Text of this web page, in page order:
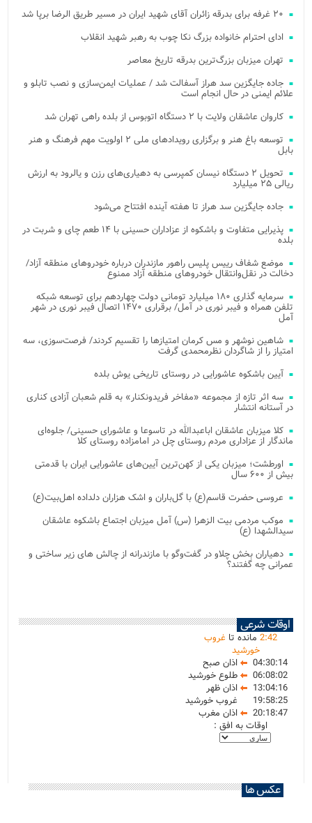
۲۰ غرفه برای بدرقه زائران آقای شهید ایران در مسیر طریق الرضا برپا شد
ادای احترام خانواده بزرگ نکا چوب به رهبر شهید انقلاب
تهران میزبان بزرگ‌ترین بدرقه تاریخ معاصر
جاده جایگزین سد هراز آسفالت شد / عملیات ایمن‌سازی و نصب تابلو و
علائم ایمنی در حال انجام است
کاروان عاشقان ولایت با ۲ دستگاه اتوبوس از بلده راهی تهران شد
توسعه باغ هنر و برگزاری رویدادهای ملی ۲ اولویت مهم فرهنگ و هنر
بابل
تحویل ۲ دستگاه نیسان کمپرسی به دهیاری‌های رزن و یالرود به ارزش
ریالی ۲۵ میلیارد
جاده جایگزین سد هراز تا هفته آینده افتتاح می‌شود
پذیرایی متفاوت و باشکوه از عزاداران حسینی با ۱۴ طعم چای و شربت در
بلده
موضع شفاف رییس پلیس راهور مازندران درباره خودروهای منطقه آزاد/
دخالت در نقل‌وانتقال خودروهای منطقه آزاد ممنوع
سرمایه گذاری ۱۸۰ میلیارد تومانی دولت چهاردهم برای توسعه شبکه
تلفن همراه و فیبر نوری در آمل/ برقراری ۱۴۷۰ اتصال فیبر نوری در شهر
آمل
شاهین نوشهر و مس کرمان امتیازها را تقسیم کردند/ فرصت‌سوزی، سه
امتیاز را از شاگردان نظرمحمدی گرفت
آیین باشکوه عاشورایی در روستای تاریخی یوش بلده
سه اثر تازه از مجموعه «مفاخر فریدونکنار» به قلم شعبان آزادی کناری
در آستانه انتشار
کلا میزبان عاشقان اباعبدالله در تاسوعا و عاشورای حسینی/ جلوه‌ای
ماندگار از عزاداری مردم روستای چل در امامزاده روستای کلا
اورطشت؛ میزبان یکی از کهن‌ترین آیین‌های عاشورایی ایران با قدمتی
بیش از ۶۰۰ سال
عروسی حضرت قاسم(ع) با گل‌باران و اشک هزاران دلداده اهل‌بیت(ع)
موکب مردمی بیت‌ الزهرا (س) آمل میزبان اجتماع باشکوه عاشقان
سیدالشهدا (ع)
دهیاران بخش چلاو در گفت‌وگو با مازندرانه از چالش های زیر ساختی و
عمرانی چه گفتند؟
اوقات شرعی
2:42 مانده تاغروب
خورشید
04:30:14
اذان صبح
06:08:02
طلوع خورشید
13:04:16
اذان ظهر
19:58:25
غروب خورشید
20:18:47
اذان مغرب
اوقات به افق :
عکس ها